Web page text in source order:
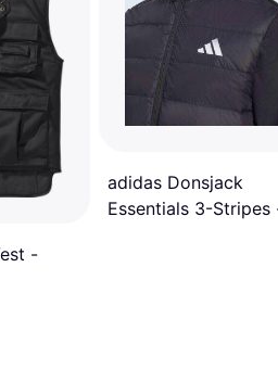
-
adidas Donsjack
Essentials 3-Stripes